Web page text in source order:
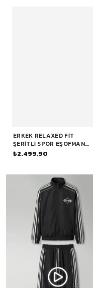
ERKEK RELAXED FIT
ŞERITLI SPOR EŞOFMAN
TAKIMI EKRU
₺2.499,90